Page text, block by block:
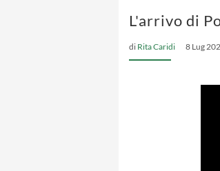
L'arrivo di
di Rita Caridi 8 Lug